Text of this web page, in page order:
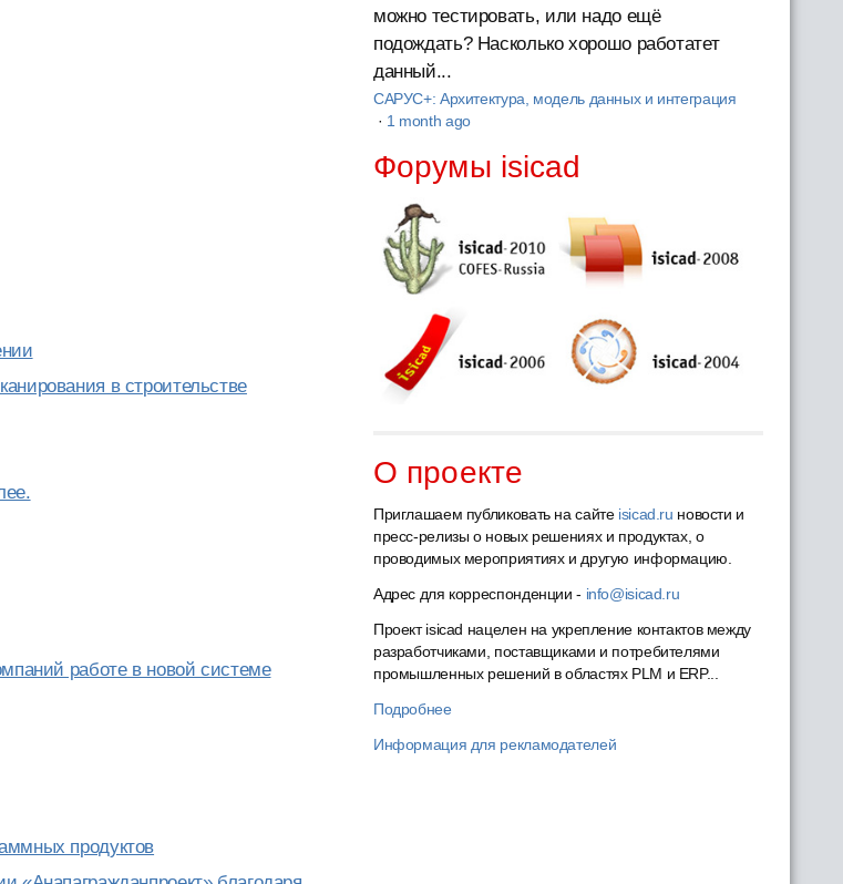
в строительстве
работе в новой системе
продуктов
можно тестировать, или надо ещё
подождать? Насколько хорошо работатет
данный...
САРУС+: Архитектура, модель данных и интеграция
· 1 month ago
Форумы isicad
О проекте
Приглашаем публиковать на сайте isicad.ru новости и
пресс-релизы о новых решениях и продуктах, о
проводимых мероприятиях и другую информацию.
Адрес для корреспонденции - info@isicad.ru
Проект isicad нацелен на укрепление контактов между
разработчиками, поставщиками и потребителями
промышленных решений в областях PLM и ERP...
Подробнее
Информация для рекламодателей